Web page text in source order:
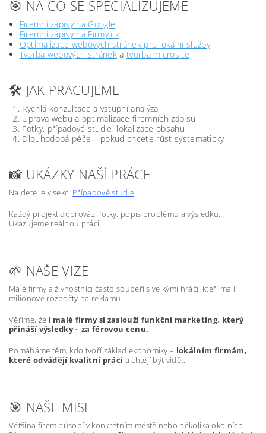
🎯 NA CO SE SPECIALIZUJEME
Firemní zápisy na Google
Firemní zápisy na Firmy.cz
Optimalizace webových stránek pro lokální služby
Tvorba webových stráneka tvorba microsite
🛠️ JAK PRACUJEME
Rychlá konzultace a vstupní analýza
Úprava webu a optimalizace firemních zápisů
Fotky, případové studie, lokalizace obsahu
Dlouhodobá péče – pokud chcete růst systematicky
📸 UKÁZKY NAŠÍ PRÁCE
Najdete je v sekci Případové studie.
Každý projekt doprovází fotky, popis problému a výsledku.
Ukazujeme reálnou práci.
🌱 NAŠE VIZE
Malé firmy a živnostníci často soupeří s velkými hráči, kteří mají
milionové rozpočty na reklamu.
Věříme, že i malé firmy si zaslouží funkční marketing, který
přináší výsledky – za férovou cenu.
Pomáháme těm, kdo tvoří základ ekonomiky – lokálním firmám,
které odvádějí kvalitní práci a chtějí být vidět.
🎯 NAŠE MISE
Většina firem působí v konkrétním městě nebo několika okolních.